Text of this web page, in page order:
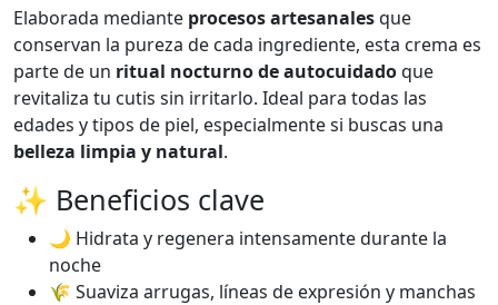
Elaborada mediante procesos artesanalesque
conservan la pureza de cada ingrediente, esta crema es
parte de un ritual nocturno de autocuidadoque
revitaliza tu cutis sin irritarlo. Ideal para todas las
edades y tipos de piel, especialmente si buscas una
belleza limpia y natural.
✨ Beneficios clave
🌙 Hidrata y regenera intensamente durante la
noche
🌾 Suaviza arrugas, líneas de expresión y manchas